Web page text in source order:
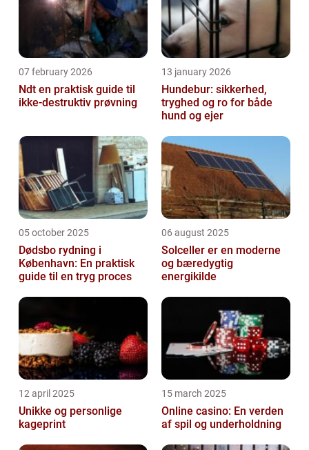
07 february 2026
Ndt en praktisk guide til
ikke-destruktiv prøvning
13 january 2026
Hundebur: sikkerhed,
tryghed og ro for både
hund og ejer
05 october 2025
Dødsbo rydning i
København: En praktisk
guide til en tryg proces
06 august 2025
Solceller er en moderne
og bæredygtig
energikilde
12 april 2025
Unikke og personlige
kageprint
15 march 2025
Online casino: En verden
af spil og underholdning